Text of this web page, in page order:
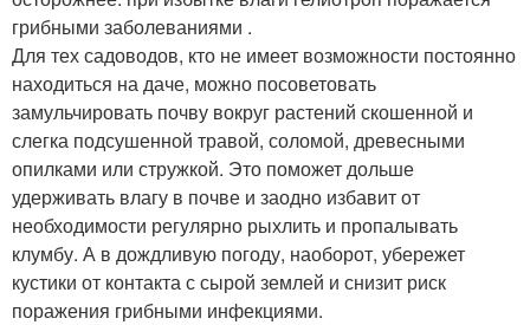
грибными заболеваниями .
Для тех садоводов, кто не имеет возможности постоянно
находиться на даче, можно посоветовать
замульчировать почву вокруг растений скошенной и
слегка подсушенной травой, соломой, древесными
опилками или стружкой. Это поможет дольше
удерживать влагу в почве и заодно избавит от
необходимости регулярно рыхлить и пропалывать
клумбу. А в дождливую погоду, наоборот, убережет
кустики от контакта с сырой землей и снизит риск
поражения грибными инфекциями.